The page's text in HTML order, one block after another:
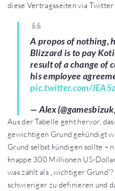
diese Vertragsseiten via
A propos of nothing,
Blizzard is to pay
result of a change of
his employee
pic.twitter.com/
— Alex
Aus der Tabelle geht hervor,
gewichtigen Grund gekündigt
Grund selbst kündigen sollte –
knappe 300 Millionen US-
was zählt als „wichtiger
schwieriger zu definieren und